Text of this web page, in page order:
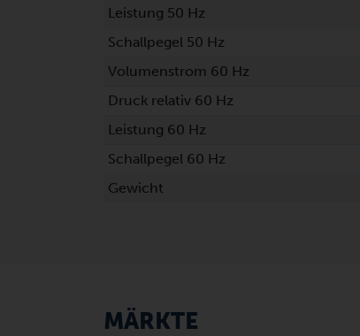
Leistung 50 Hz
Schallpegel 50 Hz
Volumenstrom 60 Hz
Druck relativ 60 Hz
Leistung 60 Hz
Schallpegel 60 Hz
Gewicht
MÄRKTE